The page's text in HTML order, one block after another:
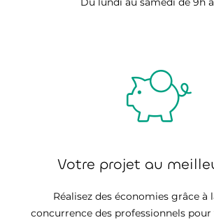
Votre projet au
Réalisez des économies grâce à
concurrence des professionnels